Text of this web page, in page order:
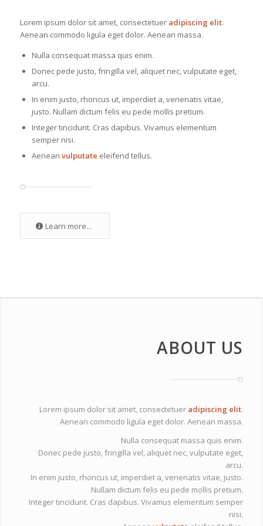
Lorem ipsum dolor sit amet, consectetuer adipiscing elit.
Aenean commodo ligula eget dolor. Aenean massa.
Nulla consequat massa quis enim.
Donec pede justo, fringilla vel, aliquet nec, vulputate eget,
arcu.
In enim justo, rhoncus ut, imperdiet a, venenatis vitae,
justo. Nullam dictum felis eu pede mollis pretium.
Integer tincidunt. Cras dapibus. Vivamus elementum
semper nisi.
Aenean vulputate eleifend tellus.
Learn more...
ABOUT US
Lorem ipsum dolor sit amet, consectetuer adipiscing elit.
Aenean commodo ligula eget dolor. Aenean massa.
Nulla consequat massa quis enim.
Donec pede justo, fringilla vel, aliquet nec, vulputate eget,
arcu.
In enim justo, rhoncus ut, imperdiet a, venenatis vitae, justo.
Nullam dictum felis eu pede mollis pretium.
Integer tincidunt. Cras dapibus. Vivamus elementum semper
nisi.